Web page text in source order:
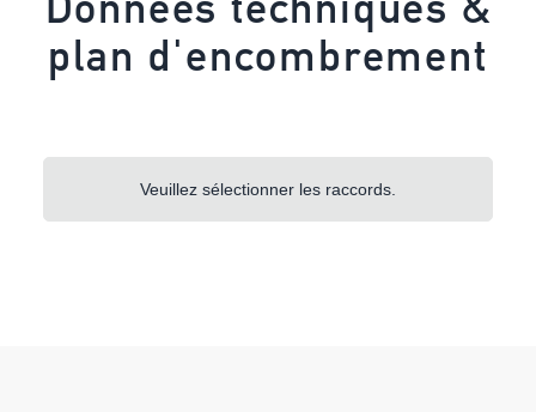
plan d'encombrement
Veuillez sélectionner les raccords.